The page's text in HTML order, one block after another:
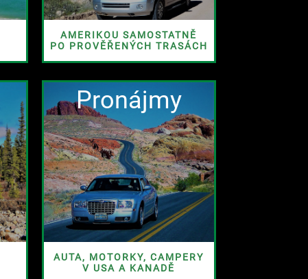
AMERIKOU SAMOSTATNĚ
PO PROVĚŘENÝCH TRASÁCH
Pronájmy
AUTA, MOTORKY, CAMPERY
V USA A KANADĚ